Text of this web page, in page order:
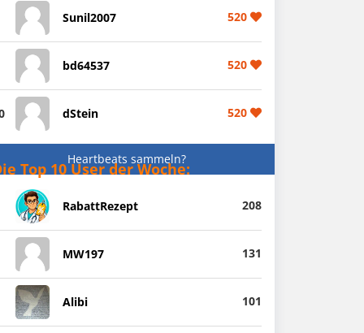
Sunil2007 520
bd64537 520
dStein 520
Heartbeats sammeln?
Top 10 User der Woche:
RabattRezept 208
MW197 131
Alibi 101